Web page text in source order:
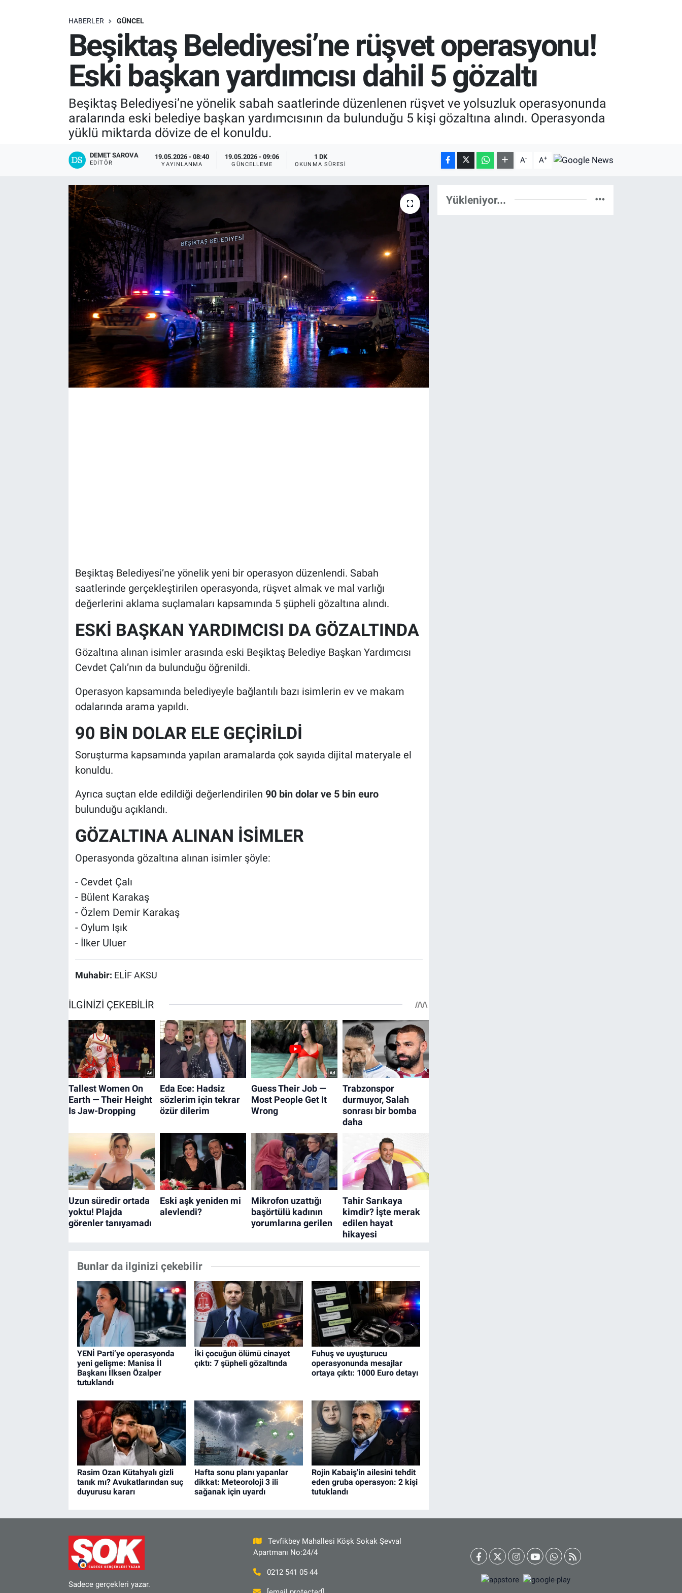
HABERLER GÜNCEL
Beşiktaş Belediyesi’ne rüşvet operasyonu!
Eski başkan yardımcısı dahil 5 gözaltı
Beşiktaş Belediyesi’ne yönelik sabah saatlerinde düzenlenen rüşvet ve yolsuzluk operasyonunda
aralarında eski belediye başkan yardımcısının da bulunduğu 5 kişi gözaltına alındı. Operasyonda
yüklü miktarda dövize de el konuldu.
DEMET SAROVA
EDITÖR
19.05.2026 - 08:40
YAYINLANMA
19.05.2026 - 09:06
GÜNCELLEME
1 DK
OKUNMA SÜRESI A- A+
Beşiktaş Belediyesi’ne yönelik yeni bir operasyon düzenlendi. Sabah
saatlerinde gerçekleştirilen operasyonda, rüşvet almak ve mal varlığı
değerlerini aklama suçlamaları kapsamında 5 şüpheli gözaltına alındı.
ESKİ BAŞKAN YARDIMCISI DA GÖZALTINDA
Gözaltına alınan isimler arasında eski Beşiktaş Belediye Başkan Yardımcısı
Cevdet Çalı’nın da bulunduğu öğrenildi.
Operasyon kapsamında belediyeyle bağlantılı bazı isimlerin ev ve makam
odalarında arama yapıldı.
90 BİN DOLAR ELE GEÇİRİLDİ
Soruşturma kapsamında yapılan aramalarda çok sayıda dijital materyale el
konuldu.
Ayrıca suçtan elde edildiği değerlendirilen 90 bin dolar ve 5 bin euro
bulunduğu açıklandı.
GÖZALTINA ALINAN İSİMLER
Operasyonda gözaltına alınan isimler şöyle:
- Cevdet Çalı
- Bülent Karakaş
- Özlem Demir Karakaş
- Oylum Işık
- İlker Uluer
Muhabir: ELİF AKSU
Bunlar da ilginizi çekebilir
YENİ Parti’ye operasyonda
yeni gelişme: Manisa İl
Başkanı İlksen Özalper
tutuklandı
İki çocuğun ölümü cinayet
çıktı: 7 şüpheli gözaltında
Fuhuş ve uyuşturucu
operasyonunda mesajlar
ortaya çıktı: 1000 Euro detayı
Rasim Ozan Kütahyalı gizli
tanık mı? Avukatlarından suç
duyurusu kararı
Hafta sonu planı yapanlar
dikkat: Meteoroloji 3 ili
sağanak için uyardı
Rojin Kabaiş'in ailesini tehdit
eden gruba operasyon: 2 kişi
tutuklandı
Yükleniyor...
Sadece gerçekleri yazar.
Tevfikbey Mahallesi Köşk Sokak Şevval
Apartmanı No:24/4
0212 541 05 44
ÖZEL HABER
RESMİ İLANLAR
İletişim/Künye
Gözden Kaçmasın
İletişim (Künye)